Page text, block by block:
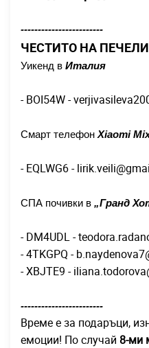
------------------------
ЧЕСТИТО НА
Уикенд в Италия
- BOI54W -
Смарт телефон Xiaomi
- EQLWG6 -
СПА почивки в „Гранд
- DM4UDL -
- 4TKGPQ -
- XBJTE9 -
------------------------
Време е за подаръци,
емоции! По случай 8-ми